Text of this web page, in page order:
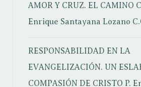
AMOR Y CRUZ. EL CAMINO
Enrique Santayana Lozano
RESPONSABILIDAD EN LA
EVANGELIZACIÓN. UN
COMPASIÓN DE CRISTO P.